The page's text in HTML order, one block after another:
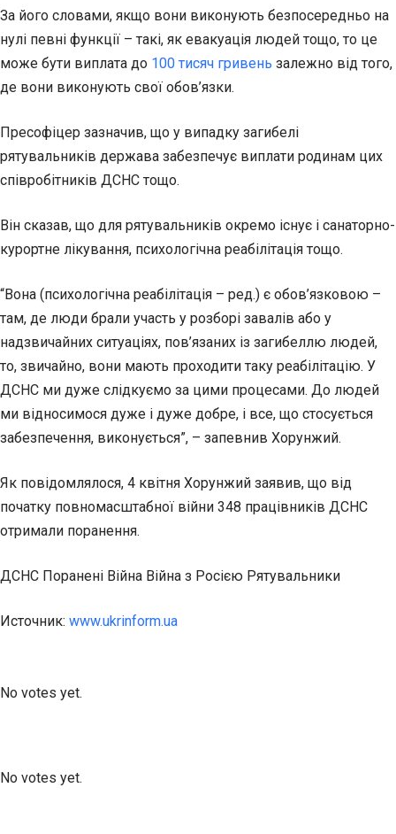
За його словами, якщо вони виконують безпосередньо на
нулі певні функції – такі, як евакуація людей тощо, то це
може бути виплата до 100 тисяч гривень залежно від того,
де вони виконують свої обов’язки.
Пресофіцер зазначив, що у випадку загибелі
рятувальників держава забезпечує виплати родинам цих
співробітників ДСНС тощо.
Він сказав, що для рятувальників окремо існує і санаторно-
курортне лікування, психологічна реабілітація тощо.
“Вона (психологічна реабілітація – ред.) є обов’язковою –
там, де люди брали участь у розборі завалів або у
надзвичайних ситуаціях, пов’язаних із загибеллю людей,
то, звичайно, вони мають проходити таку реабілітацію. У
ДСНС ми дуже слідкуємо за цими процесами. До людей
ми відносимося дуже і дуже добре, і все, що стосується
забезпечення, виконується”, – запевнив Хорунжий.
Як повідомлялося, 4 квітня Хорунжий заявив, що від
початку повномасштабної війни 348 працівників ДСНС
отримали поранення.
ДСНС Поранені Війна Війна з Росією Рятувальники
Источник: www.ukrinform.ua
No votes yet.
No votes yet.